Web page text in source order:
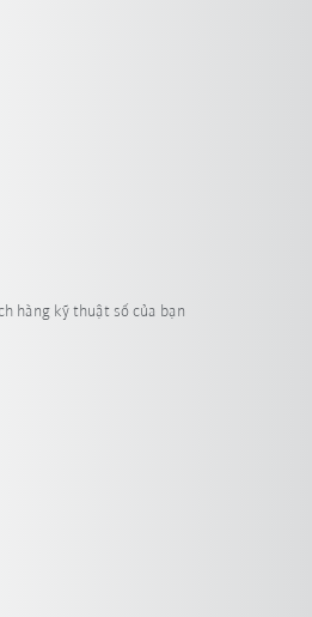
hàng kỹ thuật số của bạn